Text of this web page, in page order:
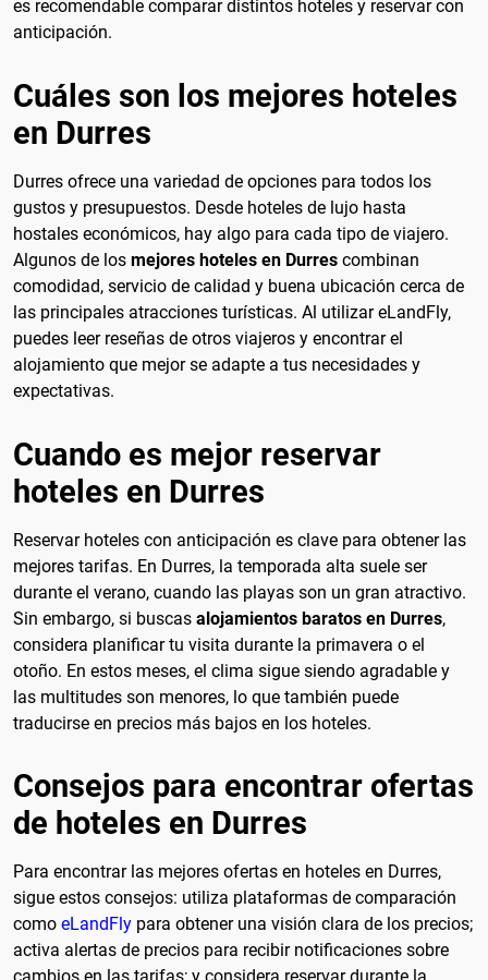
es recomendable comparar distintos hoteles y reservar con
anticipación.
Cuáles son los mejores hoteles
en Durres
Durres ofrece una variedad de opciones para todos los
gustos y presupuestos. Desde hoteles de lujo hasta
hostales económicos, hay algo para cada tipo de viajero.
Algunos de los mejores hoteles en Durres combinan
comodidad, servicio de calidad y buena ubicación cerca de
las principales atracciones turísticas. Al utilizar eLandFly,
puedes leer reseñas de otros viajeros y encontrar el
alojamiento que mejor se adapte a tus necesidades y
expectativas.
Cuando es mejor reservar
hoteles en Durres
Reservar hoteles con anticipación es clave para obtener las
mejores tarifas. En Durres, la temporada alta suele ser
durante el verano, cuando las playas son un gran atractivo.
Sin embargo, si buscas alojamientos baratos en Durres,
considera planificar tu visita durante la primavera o el
otoño. En estos meses, el clima sigue siendo agradable y
las multitudes son menores, lo que también puede
traducirse en precios más bajos en los hoteles.
Consejos para encontrar ofertas
de hoteles en Durres
Para encontrar las mejores ofertas en hoteles en Durres,
sigue estos consejos: utiliza plataformas de comparación
como eLandFly para obtener una visión clara de los precios;
activa alertas de precios para recibir notificaciones sobre